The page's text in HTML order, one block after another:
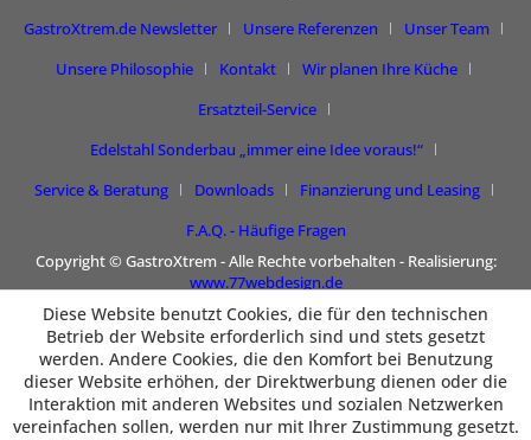
GastroXtrem.de Newsletter Unsere Referenzen
Unser Team
Unsere Philosophie
Kontakt
Wir planen Ihre Küche
Ersatzteil-Service
Edelstahl Sonderbau „immer eine Idee voraus!“
Service & Beratung
Downloads
Finanzierung und Leasing
F.A.Q. - Häufige Fragen
Copyright © GastroXtrem - Alle Rechte vorbehalten - Realisierung:
www.77webdesign.de
Diese Website benutzt Cookies, die für den technischen
Betrieb der Website erforderlich sind und stets gesetzt
werden. Andere Cookies, die den Komfort bei Benutzung
dieser Website erhöhen, der Direktwerbung dienen oder die
Interaktion mit anderen Websites und sozialen Netzwerken
vereinfachen sollen, werden nur mit Ihrer Zustimmung gesetzt.